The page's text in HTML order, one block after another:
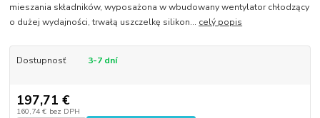
mieszania składników, wyposażona w wbudowany wentylator chłodzący
o dużej wydajności, trwałą uszczelkę silikon... celý popis
Dostupnosť 3-7 dní
197,71 €
160,74 € bez DPH